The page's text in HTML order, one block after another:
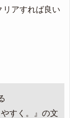
リアすれば良い
すく。』の文